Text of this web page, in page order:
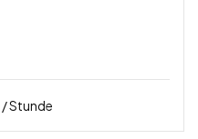
/ Stunde